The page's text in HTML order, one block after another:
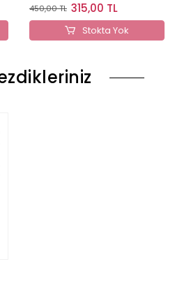
450,00 TL 315,00 TL
Stokta Yok